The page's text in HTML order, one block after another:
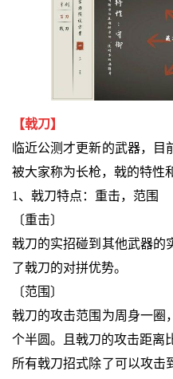
【戟刀】
临近公测才更新的武器，
被大家称为长枪，戟的特性
1、戟刀特点：重击，范围
〔重击〕
戟刀的实招碰到其他武器的
了戟刀的对拼优势。
〔范围〕
戟刀的攻击范围为周身一圈
个半圆。且戟刀的攻击距离
所有戟刀招式除了可以攻击